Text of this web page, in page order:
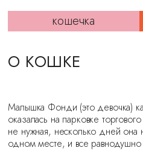
кошечка
О КОШКЕ
Малышка Фонди (это девочка)
оказалась на парковке
не нужная, несколько дней она
одном месте, и все